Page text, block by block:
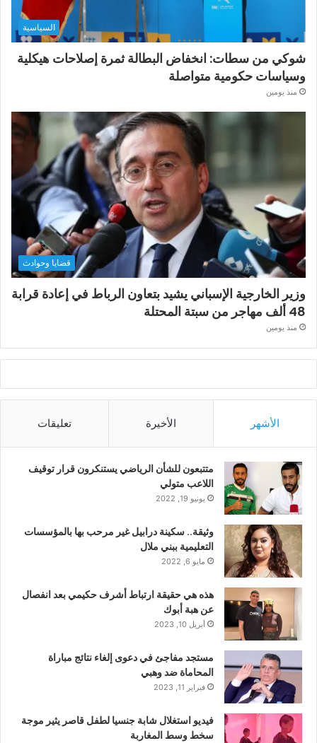
السياسية
شوكي من سطات: انخفاض البطالة ثمرة إصلاحات هيكلية
وسياسات حكومية متواصلة
منذ يومين
قضايا وحوادث
وزير الخارجية الإسباني يشيد بتعاون الرباط في إعادة قرابة
48 ألف مهاجر من سبتة المحتلة
منذ يومين
الأشهر الأخيرة تعليقات
متتبعون للشأن الرياضي يستنكرون قرار توقيف
اللاعب متولي
يونيو 19, 2022
وثيقة.. سكينة درابيل غير مرحب بها بالمؤسسات
التعليمية ببني ملال
مايو 6, 2022
هذه هي حقيقة ارتباط أشرف حكيمي بعد انفصال
عن هبة أبوك
أبريل 10, 2023
مستجد مفاجئ في دعوى إلغاء نتائج مباراة
المحاماة ضد وهبي
فبراير 11, 2023
فيديو استغلال شابة جنسيا لطفل قاصر يثير موجة
سخط وسط المغاربة